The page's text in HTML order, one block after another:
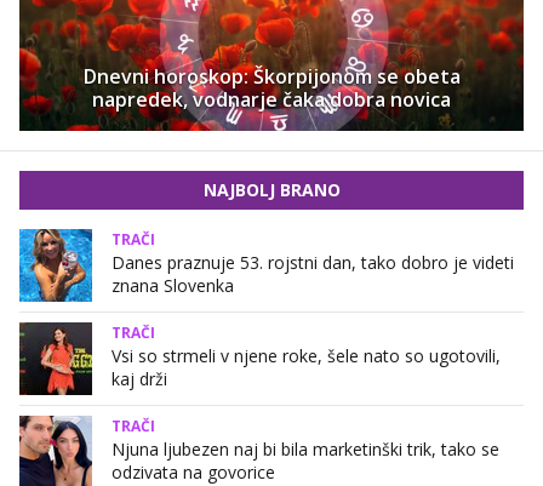
Dnevni horoskop: Škorpijonom se obeta
napredek, vodnarje čaka dobra novica
NAJBOLJ BRANO
TRAČI
Danes praznuje 53. rojstni dan, tako dobro je videti
znana Slovenka
TRAČI
Vsi so strmeli v njene roke, šele nato so ugotovili,
kaj drži
TRAČI
Njuna ljubezen naj bi bila marketinški trik, tako se
odzivata na govorice